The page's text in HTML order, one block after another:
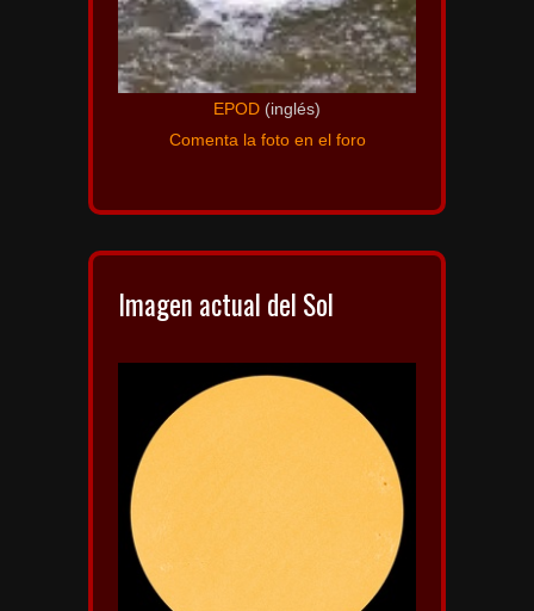
EPOD (inglés)
Comenta la foto en el foro
Imagen actual del Sol